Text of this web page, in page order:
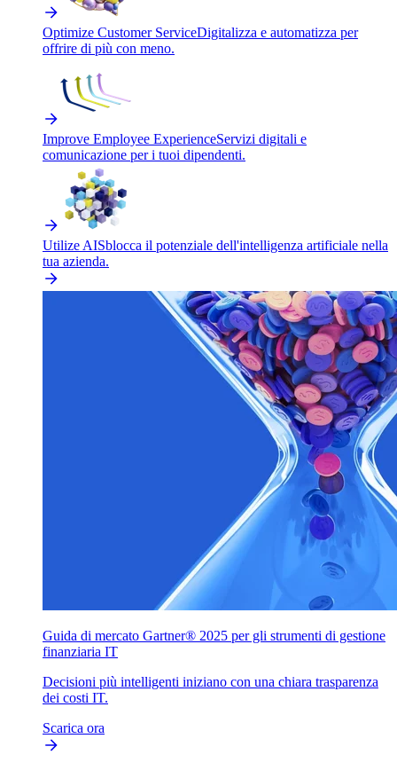
Optimize Customer ServiceDigitalizza e automatizza per
offrire di più con meno.
Improve Employee ExperienceServizi digitali e
comunicazione per i tuoi dipendenti.
Utilize AISblocca il potenziale dell'intelligenza artificiale nella
tua azienda.
Guida di mercato Gartner® 2025 per gli strumenti di gestione
finanziaria IT
Decisioni più intelligenti iniziano con una chiara trasparenza
dei costi IT.
Scarica ora